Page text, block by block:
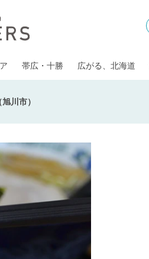
帯広・十勝 広がる、北海道
川市）